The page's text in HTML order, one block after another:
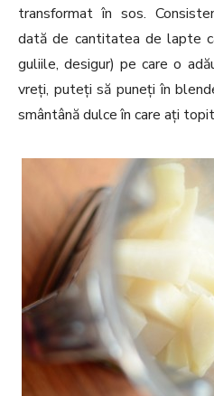
transformat în sos.
dată de cantitatea de lapte
guliile, desigur) pe care o
vreți, puteți să puneți în
smântână dulce în care ați